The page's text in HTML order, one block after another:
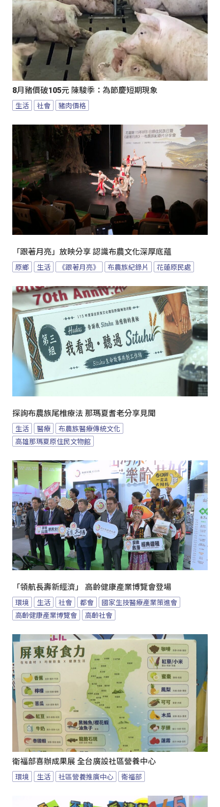
8月豬價破105元 陳駿季：為節慶短期現象
生活 社會 豬肉價格
「跟著月亮」放映分享 認識布農文化深厚底蘊
原鄉 生活 《跟著月亮》 布農族紀錄片 花蓮原民處
探詢布農族尾椎療法 那瑪夏耆老分享見聞
生活 醫療
布農族醫療傳統文化
高雄那瑪夏原住民文物館
「領航長壽新經濟」 高齡健康產業博覽會登場
環境 生活 社會 都會
國家生技醫療產業策進會
高齡健康產業博覽會
高齡社會
衛福部喜辦成果展 全台廣設社區營養中心
環境 生活 社區營養推廣中心 衛福部